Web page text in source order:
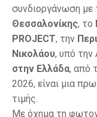
συνδιοργάνωση με
Θεσσαλονίκης, το
PROJECT, την
Νικολάου, υπό την
στην Ελλάδα, από
2026, είναι μια
τιμής.
Με όχημα τη